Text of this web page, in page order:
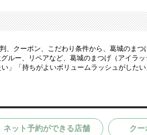
、クーポン、こだわり条件から、葛城のま
ルー、リペアなど、葛城のまつげ（アイラ
」「持ちがよいボリュームラッシュがした
ネット予約ができる店舗 クー